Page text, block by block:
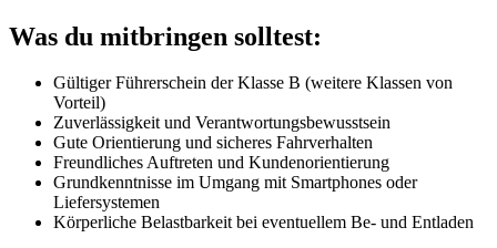
Was du mitbringen solltest:
Gültiger Führerschein der Klasse B (weitere Klassen von
Vorteil)
Zuverlässigkeit und Verantwortungsbewusstsein
Gute Orientierung und sicheres Fahrverhalten
Freundliches Auftreten und Kundenorientierung
Grundkenntnisse im Umgang mit Smartphones oder
Liefersystemen
Körperliche Belastbarkeit bei eventuellem Be- und Entladen